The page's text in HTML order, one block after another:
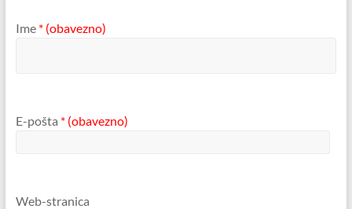
Ime * (obavezno)
E-pošta * (obavezno)
Web-stranica